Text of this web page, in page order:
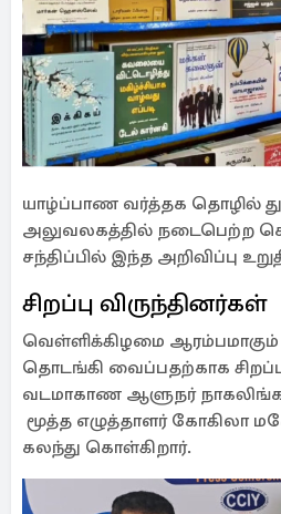
யாழ்ப்பாண வர்த்தக தொழில்
அலுவலகத்தில் நடைபெற்ற
சந்திப்பில் இந்த அறிவிப்பு
சிறப்பு விருந்தினர்கள்
வெள்ளிக்கிழமை ஆரம்பமாகும்
தொடங்கி வைப்பதற்காக சிறப்பு
வடமாகாண ஆளுநர்
மூத்த எழுத்தாளர் கோகிலா
கலந்து கொள்கிறார்.